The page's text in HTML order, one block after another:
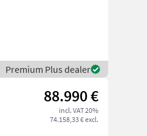
Premium Plus dealer
88.990 €
incl. VAT 20%
74.158,33 € excl.